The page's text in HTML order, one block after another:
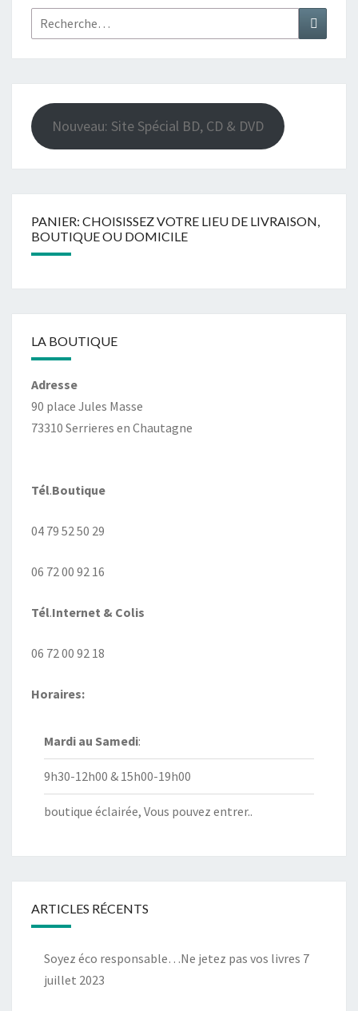
Rechercher :
Nouveau: Site Spécial BD, CD & DVD
PANIER: CHOISISSEZ VOTRE LIEU DE LIVRAISON,
BOUTIQUE OU DOMICILE
LA BOUTIQUE
Adresse
90 place Jules Masse
73310 Serrieres en Chautagne
Tél.Boutique
04 79 52 50 29
06 72 00 92 16
Tél.Internet & Colis
06 72 00 92 18
Horaires:
Mardi au Samedi:
9h30-12h00 & 15h00-19h00
boutique éclairée, Vous pouvez entrer..
ARTICLES RÉCENTS
Soyez éco responsable…Ne jetez pas vos livres 7
juillet 2023